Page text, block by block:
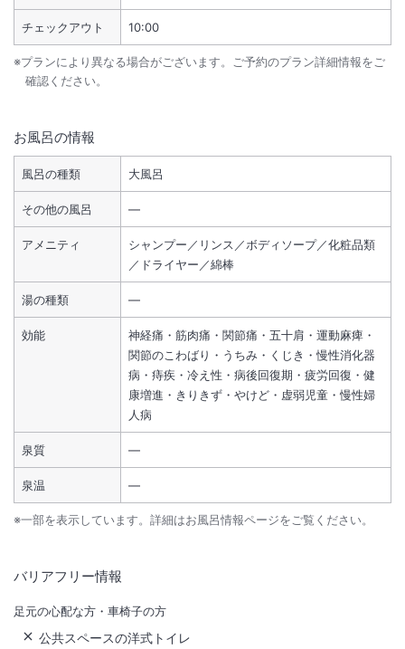
チェックアウト 10:00
※プランにより異なる場合がございます。ご予約のプラン詳細情報をご
確認ください。
お風呂の情報
風呂の種類 大風呂
その他の風呂 ―
アメニティ
シャンプー／リンス／ボディソープ／化粧品類
／ドライヤー／綿棒
湯の種類 ―
効能
神経痛・筋肉痛・関節痛・五十肩・運動麻痺・
関節のこわばり・うちみ・くじき・慢性消化器
病・痔疾・冷え性・病後回復期・疲労回復・健
康増進・きりきず・やけど・虚弱児童・慢性婦
人病
泉質 ―
泉温 ―
※一部を表示しています。詳細はお風呂情報ページをご覧ください。
バリアフリー情報
足元の心配な方・車椅子の方
公共スペースの洋式トイレ